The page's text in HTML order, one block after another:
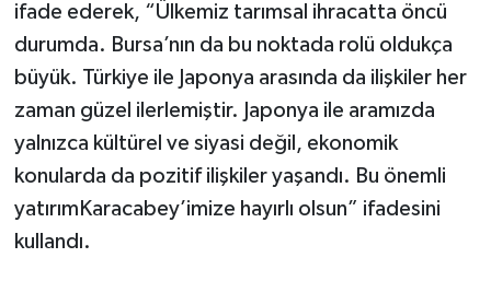
ifade ederek, “Ülkemiz tarımsal ihracatta öncü
durumda. Bursa’nın da bu noktada rolü oldukça
büyük. Türkiye ile Japonya arasında da ilişkiler her
zaman güzel ilerlemiştir. Japonya ile aramızda
yalnızca kültürel ve siyasi değil, ekonomik
konularda da pozitif ilişkiler yaşandı. Bu önemli
yatırımKaracabey’imize hayırlı olsun” ifadesini
kullandı.